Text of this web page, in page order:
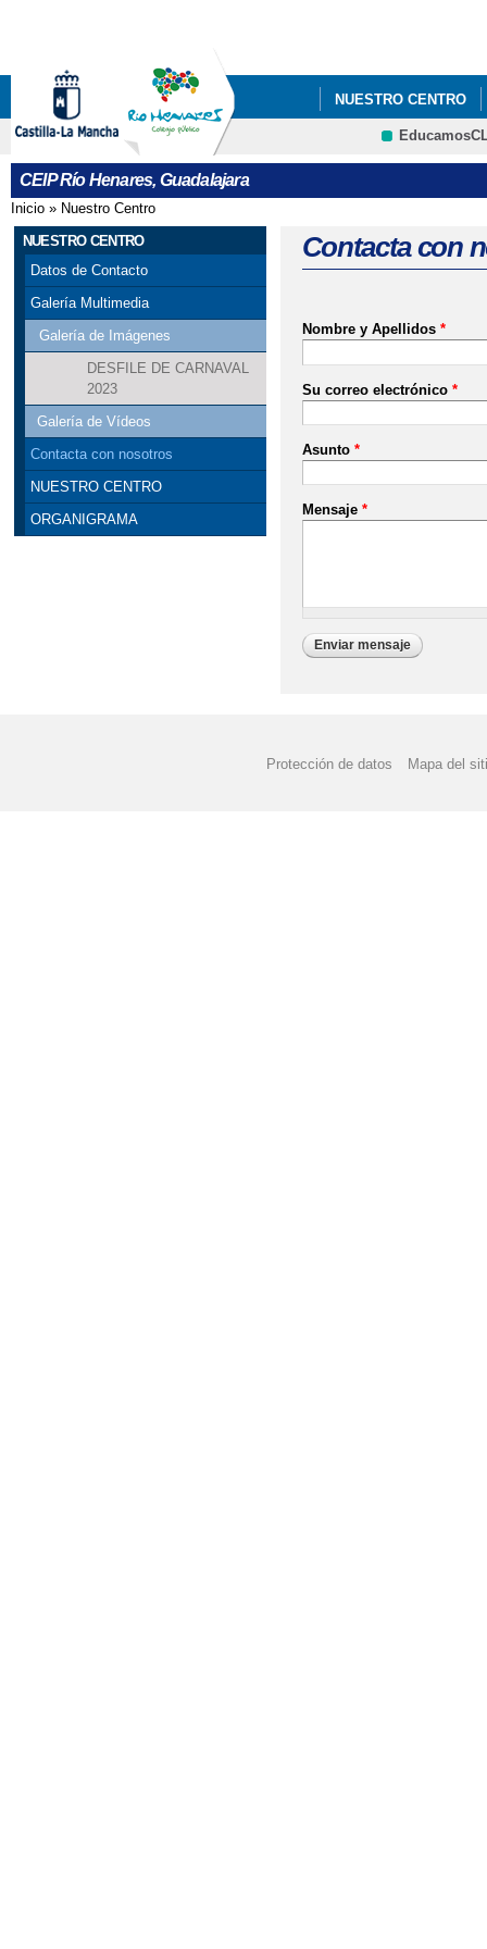
NUESTRO CENTRO
CEIP Río Henares, Guadalajara
Se encuentra usted aquí
Inicio » Nuestro Centro
NUESTRO CENTRO
Datos de Contacto
Galería Multimedia
Galería de Imágenes
DESFILE DE CARNAVAL
2023
Galería de Vídeos
Contacta con nosotros
NUESTRO CENTRO
ORGANIGRAMA
Contacta con
Nombre y Apellidos *
Su correo electrónico *
Asunto *
Mensaje *
Protección de datos Mapa del